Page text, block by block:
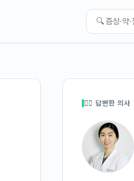
🔍
👩‍⚕️ 답변한 의사